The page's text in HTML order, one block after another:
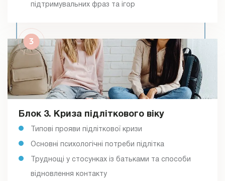
підтримувальних фраз та ігор
Блок 3. Криза підліткового віку
Типові прояви підліткової кризи
Основні психологічні потреби підлітка
Труднощі у стосунках із батьками та способи
відновлення контакту